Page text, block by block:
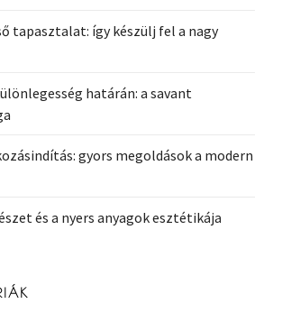
tapasztalat: így készülj fel a nagy
határán: a savant
gyors megoldások a modern
és a nyers anyagok esztétikája